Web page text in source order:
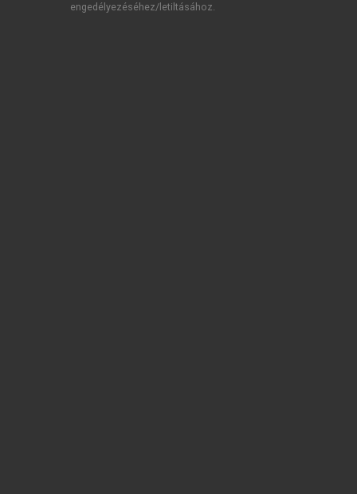
engedélyezéséhez/letiltásához.